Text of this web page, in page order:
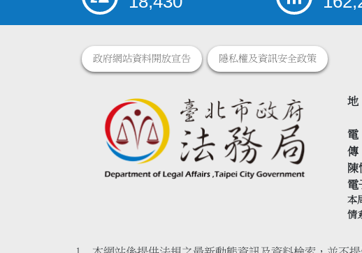
政府網站資料開放宣告 隱私權及資訊安全政策
陳
電
本
情